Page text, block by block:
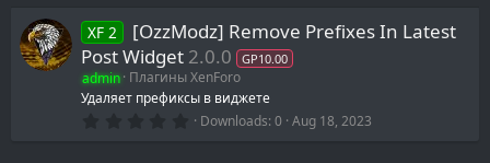
s
t
a
r
(
XF 2
[OzzModz] Remove Prefixes In Latest
Post Widget 2.0.0 GP10.00
admin Плагины XenForo
Удаляет префиксы в виджете
0 Downloads 0 Aug 18, 2023